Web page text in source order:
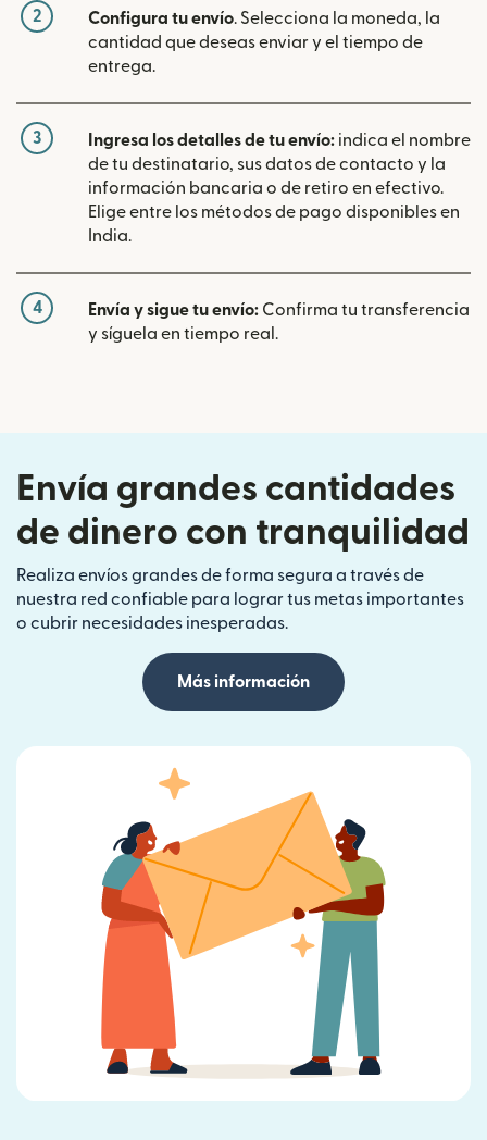
2 Configura tu envío. Selecciona la moneda, la
cantidad que deseas enviar y el tiempo de
entrega.
3 Ingresa los detalles de tu envío: indica el nombre
de tu destinatario, sus datos de contacto y la
información bancaria o de retiro en efectivo.
Elige entre los métodos de pago disponibles en
India.
4 Envía y sigue tu envío: Confirma tu transferencia
y síguela en tiempo real.
Envía grandes cantidades
de dinero con tranquilidad
Realiza envíos grandes de forma segura a través de
nuestra red confiable para lograr tus metas importantes
o cubrir necesidades inesperadas.
Más información